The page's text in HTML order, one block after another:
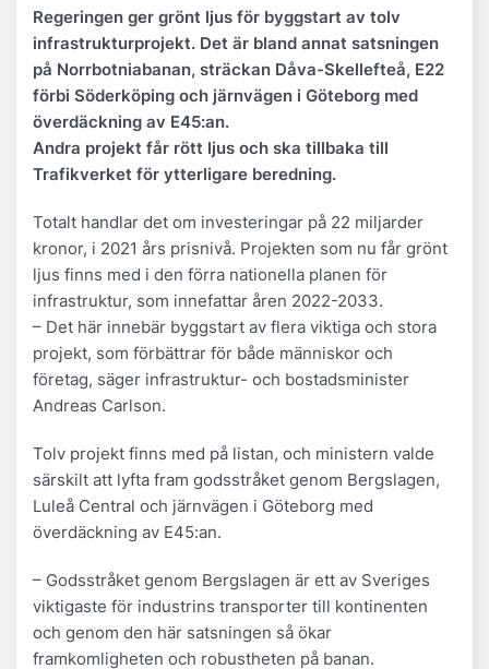
Regeringen ger grönt ljus för byggstart av tolv
infrastrukturprojekt. Det är bland annat satsningen
på Norrbotniabanan, sträckan Dåva-Skellefteå, E22
förbi Söderköping och järnvägen i Göteborg med
överdäckning av E45:an.
Andra projekt får rött ljus och ska tillbaka till
Trafikverket för ytterligare beredning.
Totalt handlar det om investeringar på 22 miljarder
kronor, i 2021 års prisnivå. Projekten som nu får grönt
ljus finns med i den förra nationella planen för
infrastruktur, som innefattar åren 2022-2033.
– Det här innebär byggstart av flera viktiga och stora
projekt, som förbättrar för både människor och
företag, säger infrastruktur- och bostadsminister
Andreas Carlson.
Tolv projekt finns med på listan, och ministern valde
särskilt att lyfta fram godsstråket genom Bergslagen,
Luleå Central och järnvägen i Göteborg med
överdäckning av E45:an.
– Godsstråket genom Bergslagen är ett av Sveriges
viktigaste för industrins transporter till kontinenten
och genom den här satsningen så ökar
framkomligheten och robustheten på banan.